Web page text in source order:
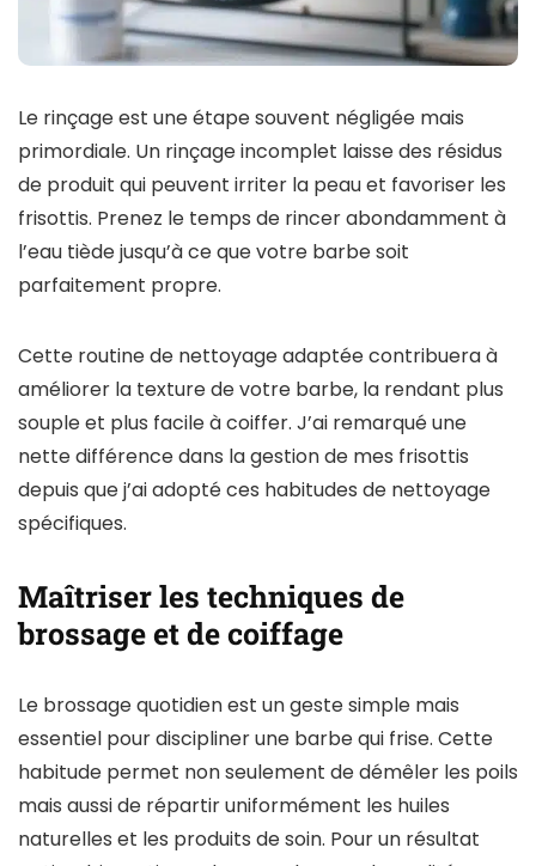
Le rinçage est une étape souvent négligée mais
primordiale. Un rinçage incomplet laisse des résidus
de produit qui peuvent irriter la peau et favoriser les
frisottis. Prenez le temps de rincer abondamment à
l’eau tiède jusqu’à ce que votre barbe soit
parfaitement propre.
Cette routine de nettoyage adaptée contribuera à
améliorer la texture de votre barbe, la rendant plus
souple et plus facile à coiffer. J’ai remarqué une
nette différence dans la gestion de mes frisottis
depuis que j’ai adopté ces habitudes de nettoyage
spécifiques.
Maîtriser les techniques de
brossage et de coiffage
Le brossage quotidien est un geste simple mais
essentiel pour discipliner une barbe qui frise. Cette
habitude permet non seulement de démêler les poils
mais aussi de répartir uniformément les huiles
naturelles et les produits de soin. Pour un résultat